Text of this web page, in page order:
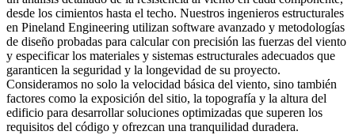
desde los cimientos hasta el techo. Nuestros ingenieros estructurales
en Pineland Engineering utilizan software avanzado y metodologías
de diseño probadas para calcular con precisión las fuerzas del viento
y especificar los materiales y sistemas estructurales adecuados que
garanticen la seguridad y la longevidad de su proyecto.
Consideramos no solo la velocidad básica del viento, sino también
factores como la exposición del sitio, la topografía y la altura del
edificio para desarrollar soluciones optimizadas que superen los
requisitos del código y ofrezcan una tranquilidad duradera.